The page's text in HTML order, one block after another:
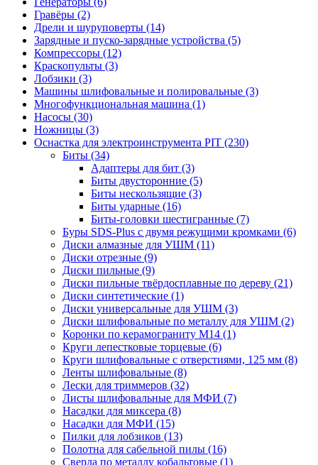
Гравёры (2)
Дрели и шуруповерты (14)
Зарядные и пуско-зарядные устройства (5)
Компрессоры (12)
Краскопульты (3)
Лобзики (3)
Машины шлифовальные и полировальные (3)
Многофункциональная машина (1)
Насосы (30)
Ножницы (3)
Оснастка для электроинструмента PIT (230)
Биты (34)
Адаптеры для бит (3)
Биты двусторонние (5)
Биты нескользящие (3)
Биты ударные (16)
Биты-головки шестигранные (7)
Буры SDS-Plus c двумя режущими кромками (6)
Диски алмазные для УШМ (11)
Диски отрезные (9)
Диски пильные (9)
Диски пильные твёрдосплавные по дереву (21)
Диски синтетические (1)
Диски универсальные для УШМ (3)
Диски шлифовальные по металлу для УШМ (2)
Коронки по керамограниту M14 (1)
Круги лепестковые торцевые (6)
Круги шлифовальные с отверстиями, 125 мм (8)
Ленты шлифовальные (8)
Лески для триммеров (32)
Листы шлифовальные для МФИ (7)
Насадки для миксера (8)
Насадки для МФИ (15)
Пилки для лобзиков (13)
Полотна для сабельной пилы (16)
Сверла по металлу кобальтовые (1)